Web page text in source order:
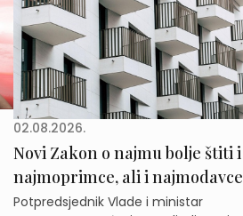
02.08.2026.
Novi Zakon o najmu bolje štiti i
najmoprimce, ali i najmodavce
Potpredsjednik Vlade i ministar